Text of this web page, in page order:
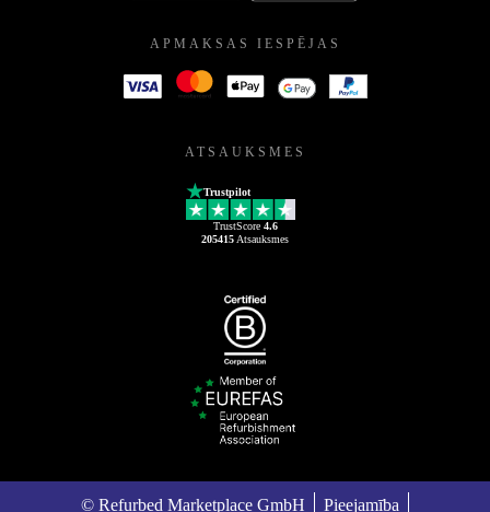
APMAKSAS IESPĒJAS
ATSAUKSMES
Trustpilot
TrustScore 4.6
205415 Atsauksmes
© Refurbed Marketplace GmbH Pieejamība